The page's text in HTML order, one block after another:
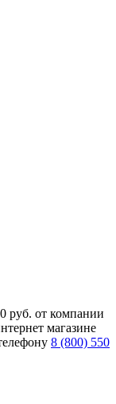
руб. от компании
магазине
8 (800) 550